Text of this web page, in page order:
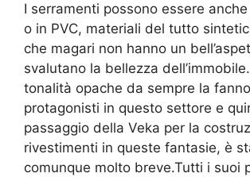
I serramenti possono essere
o in PVC, materiali del tutto
che magari non hanno un
svalutano la bellezza
tonalità opache da sempre la
protagonisti in questo settore e
passaggio della Veka per la
rivestimenti in queste fantasie, è
comunque molto breve.Tutti i suoi